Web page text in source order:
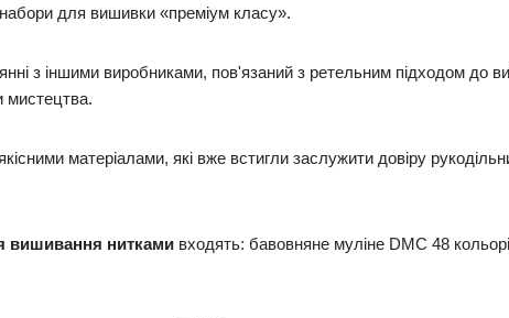
для вишивки «преміум класу».
з іншими виробниками, пов'язаний з ретельним підходом до
мистецтва.
матеріалами, які вже встигли заслужити довіру
вишивання нитками входять: бавовняне муліне DMC 48